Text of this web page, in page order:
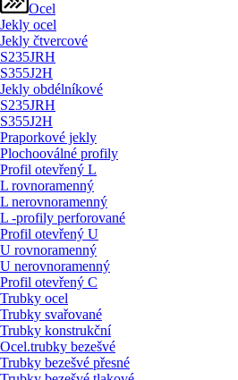
Ocel
Jekly ocel
Jekly čtvercové
S235JRH
S355J2H
Jekly obdélníkové
S235JRH
S355J2H
Praporkové jekly
Plochooválné profily
Profil otevřený L
L rovnoramenný
L nerovnoramenný
L -profily perforované
Profil otevřený U
U rovnoramenný
U nerovnoramenný
Profil otevřený C
Trubky ocel
Trubky svařované
Trubky konstrukční
Ocel.trubky bezešvé
Trubky bezešvé přesné